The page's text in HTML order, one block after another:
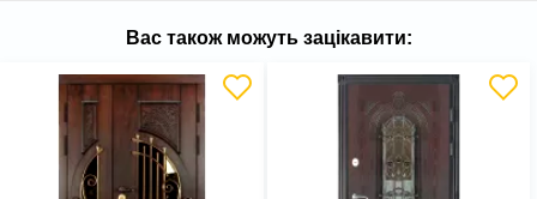
Вас також можуть зацікавити: